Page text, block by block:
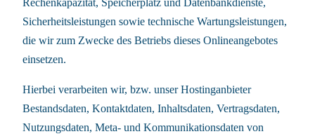
Rechenkapazität, Speicherplatz und Datenbankdienste,
Sicherheitsleistungen sowie technische Wartungsleistungen,
die wir zum Zwecke des Betriebs dieses Onlineangebotes
einsetzen.
Hierbei verarbeiten wir, bzw. unser Hostinganbieter
Bestandsdaten, Kontaktdaten, Inhaltsdaten, Vertragsdaten,
Nutzungsdaten, Meta- und Kommunikationsdaten von